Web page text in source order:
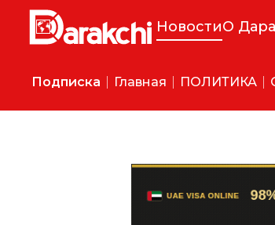
НовостиО
Подписка Главная ПОЛИТИКА
Главная ПОЛИТИКА